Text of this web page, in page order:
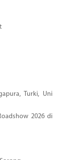
Turki, Uni
2026 di